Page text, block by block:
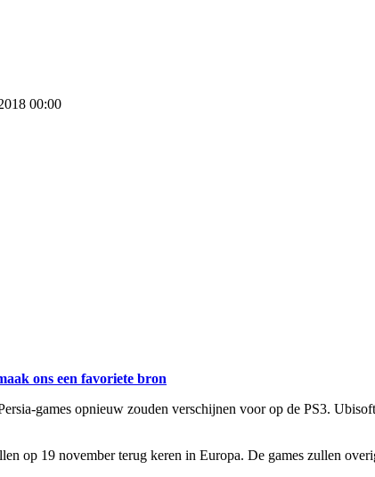
00:00
ons een favoriete bron
games opnieuw zouden verschijnen voor op de PS3.
op 19 november terug keren in Europa. De games zullen